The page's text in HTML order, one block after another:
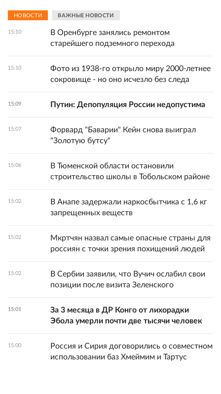
НОВОСТИ ВАЖНЫЕ НОВОСТИ
15:10
В Оренбурге занялись ремонтом
старейшего подземного перехода
15:10
Фото из 1938-го открыло миру 2000‑летнее
сокровище - но оно исчезло без следа
15:09 Путин: Депопуляция России недопустима
15:07
Форвард "Баварии" Кейн снова выиграл
"Золотую бутсу"
15:06
В Тюменской области остановили
строительство школы в Тобольском районе
15:02
В Анапе задержали наркосбытчика с 1,6 кг
запрещенных веществ
15:02
Мкртчян назвал самые опасные страны для
россиян с точки зрения похищений людей
15:02
В Сербии заявили, что Вучич ослабил свои
позиции после визита Зеленского
15:01
За 3 месяца в ДР Конго от лихорадки
Эбола умерли почти две тысячи человек
15:00
Россия и Сирия договорились о совместном
использовании баз Хмеймим и Тартус